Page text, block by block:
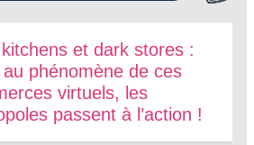
et dark stores :
au phénomène de ces
virtuels, les
passent à l’action !